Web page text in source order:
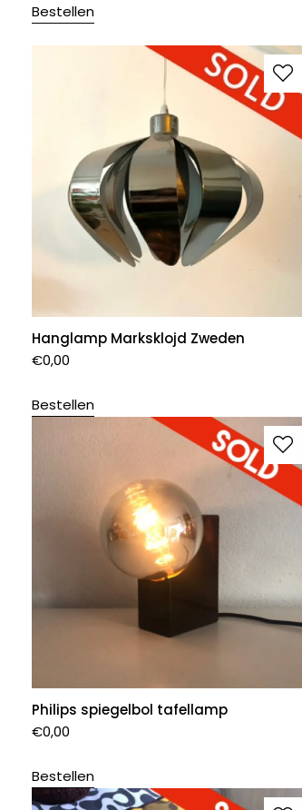
Bestellen
Hanglamp Marksklojd Zweden
€0,00
Bestellen
Philips spiegelbol tafellamp
€0,00
Bestellen